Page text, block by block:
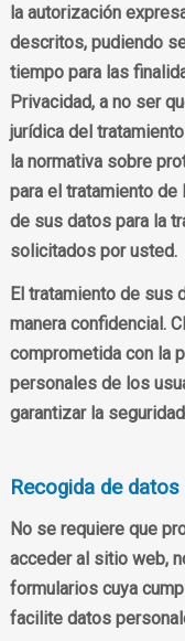
la autorización
descritos, pudiendo
tiempo para las
Privacidad, a no ser
jurídica del
la normativa sobre
para el tratamiento
de sus datos para la
solicitados por usted.
El tratamiento de sus
manera confidencial.
comprometida con la
personales de los
garantizar la
Recogida de
No se requiere que
acceder al sitio web,
formularios cuya
facilite datos